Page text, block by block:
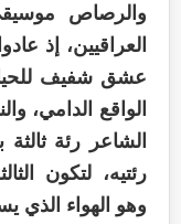
والرصاص
العراقيين، إذ
عشق شفيف
الواقع الدامي،
الشاعر رئة
رئتيه، لتكون
وهو الهواء الذي